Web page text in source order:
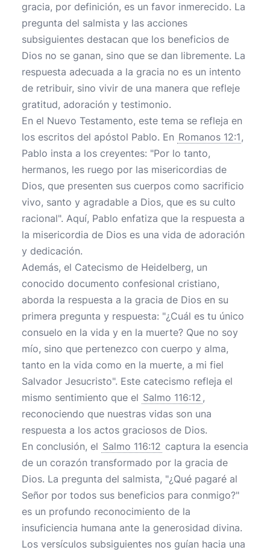
gracia, por definición, es un favor inmerecido. La
pregunta del salmista y las acciones
subsiguientes destacan que los beneficios de
Dios no se ganan, sino que se dan libremente. La
respuesta adecuada a la gracia no es un intento
de retribuir, sino vivir de una manera que refleje
gratitud, adoración y testimonio.
En el Nuevo Testamento, este tema se refleja en
los escritos del apóstol Pablo. En Romanos 12:1,
Pablo insta a los creyentes: "Por lo tanto,
hermanos, les ruego por las misericordias de
Dios, que presenten sus cuerpos como sacrificio
vivo, santo y agradable a Dios, que es su culto
racional". Aquí, Pablo enfatiza que la respuesta a
la misericordia de Dios es una vida de adoración
y dedicación.
Además, el Catecismo de Heidelberg, un
conocido documento confesional cristiano,
aborda la respuesta a la gracia de Dios en su
primera pregunta y respuesta: "¿Cuál es tu único
consuelo en la vida y en la muerte? Que no soy
mío, sino que pertenezco con cuerpo y alma,
tanto en la vida como en la muerte, a mi fiel
Salvador Jesucristo". Este catecismo refleja el
mismo sentimiento que el Salmo 116:12 ,
reconociendo que nuestras vidas son una
respuesta a los actos graciosos de Dios.
En conclusión, el Salmo 116:12 captura la esencia
de un corazón transformado por la gracia de
Dios. La pregunta del salmista, "¿Qué pagaré al
Señor por todos sus beneficios para conmigo?"
es un profundo reconocimiento de la
insuficiencia humana ante la generosidad divina.
Los versículos subsiguientes nos guían hacia una